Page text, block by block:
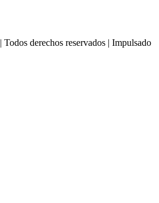
| Todos derechos reservados | Impulsado